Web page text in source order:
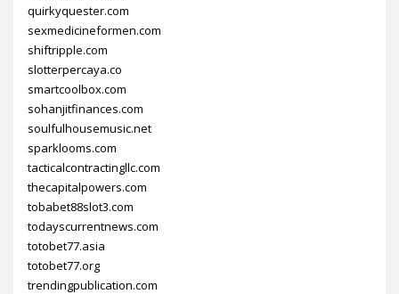
quirkyquester.com
sexmedicineformen.com
shiftripple.com
slotterpercaya.co
smartcoolbox.com
sohanjitfinances.com
soulfulhousemusic.net
sparklooms.com
tacticalcontractingllc.com
thecapitalpowers.com
tobabet88slot3.com
todayscurrentnews.com
totobet77.asia
totobet77.org
trendingpublication.com